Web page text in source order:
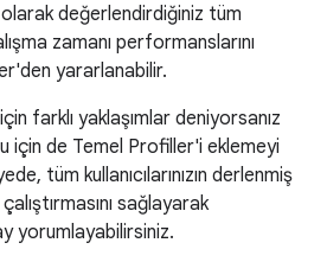
değerlendirdiğiniz tüm
zamanı performanslarını
yararlanabilir.
farklı yaklaşımlar deniyorsanız
için de Temel Profiller'i eklemeyi
tüm kullanıcılarınızın derlenmiş
sağlayarak
yorumlayabilirsiniz.